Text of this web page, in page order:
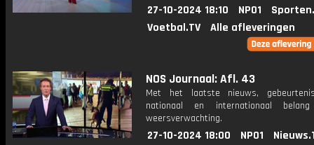
27-10-2024 18:10 NPO1
Voetbal.TV
Alle afleveringen
NOS Journaal: Afl. 43
Met het laatste nieuws,
nationaal en internationaal
weersverwachting.
27-10-2024 18:00 NPO1